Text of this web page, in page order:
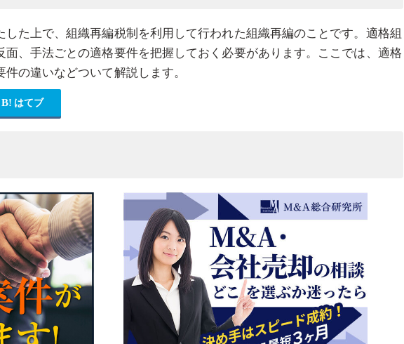
た上で、組織再編税制を利用して行われた組織再編のことです。適格組
、手法ごとの適格要件を把握しておく必要があります。ここでは、適格
の違いなどついて解説します。
はてブ
換における支配関係ごとの適格要件の違い
格要件の違い
格要件の違い